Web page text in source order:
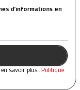
d’informations en
savoir plus : Politique